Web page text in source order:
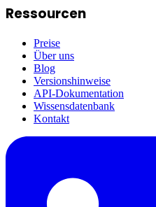
Ressourcen
Preise
Über uns
Blog
Versionshinweise
API-Dokumentation
Wissensdatenbank
Kontakt